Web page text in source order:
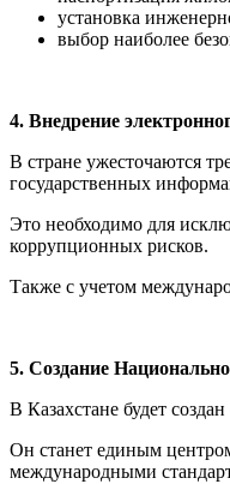
установка
выбор наиболее
4. Внедрение
В стране ужесточаются
государственных
Это необходимо для
коррупционных рисков.
Также с учетом
5. Создание
В Казахстане будет
Он станет единым
международными